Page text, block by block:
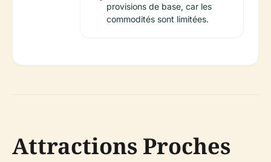
provisions de base, car les
commodités sont limitées.
Attractions Proches